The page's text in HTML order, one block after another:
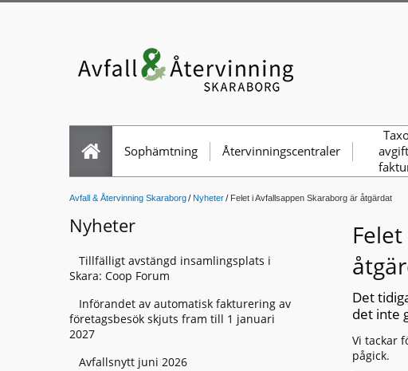
Sophämtning Återvinningscentraler
Avfall & Återvinning Skaraborg Nyheter Felet i Avfallsappen Skaraborg är åtgärdat
Nyheter
Tillfälligt avstängd insamlingsplats i
Skara: Coop Forum
Införandet av automatisk fakturering av
företagsbesök skjuts fram till 1 januari
2027
Avfallsnytt juni 2026
Det
det inte
Vi tackar
pågick.